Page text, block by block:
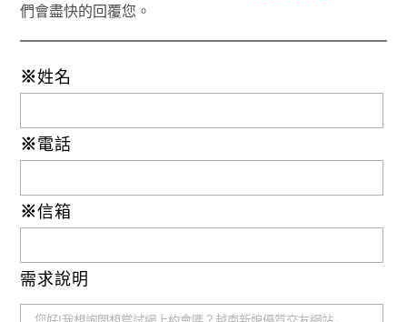
們會盡快的回覆您。
※姓名
※電話
※信箱
需求說明